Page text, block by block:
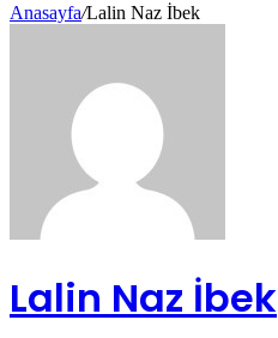
Anasayfa/Lalin Naz İbek
Lalin Naz İbek